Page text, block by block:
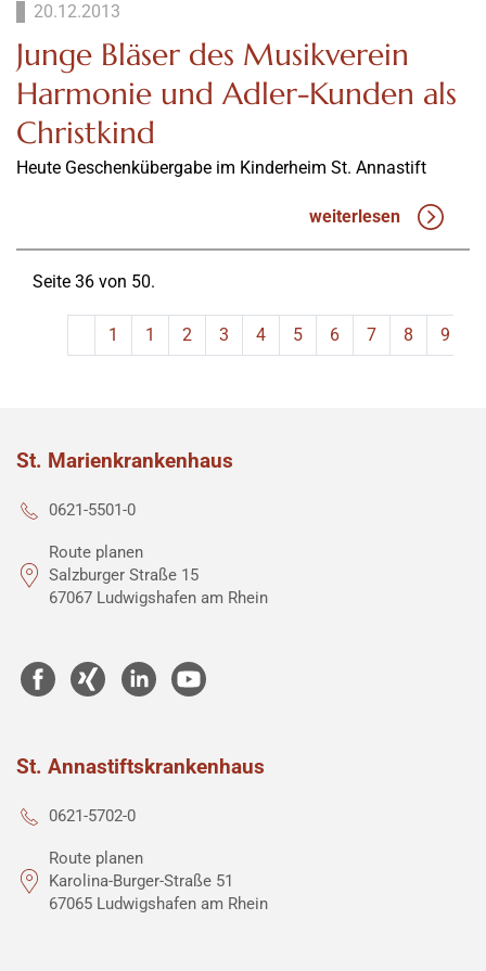
20.12.2013
Junge Bläser des Musikverein
Harmonie und Adler-Kunden als
Christkind
Heute Geschenkübergabe im Kinderheim St. Annastift
weiterlesen
Seite 36 von 50.
1 1 2 3 4 5 6 7 8 9
St. Marienkrankenhaus
0621-5501-0
Route planen
Salzburger Straße 15
67067 Ludwigshafen am Rhein
St. Annastiftskrankenhaus
0621-5702-0
Route planen
Karolina-Burger-Straße 51
67065 Ludwigshafen am Rhein